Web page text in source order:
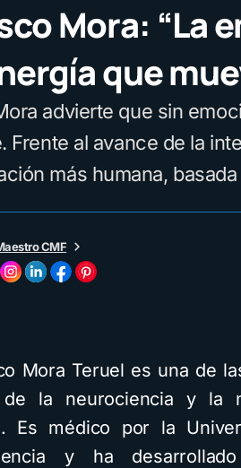
Mora: “La
que
advierte que sin
Frente al avance de la
más humana,
CMF
Mora Teruel es una de
de la neurociencia y la
Es médico por la
y ha